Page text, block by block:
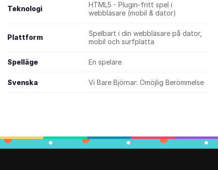
Teknologi
HTML5 - Plugin-fritt spel i
webbläsare (mobil & dator)
Plattform
Spelbart i din webbläsare på dator,
mobil och surfplatta
Spelläge En spelare
Svenska Vi Bare Björnar: Omöjlig Berömmelse